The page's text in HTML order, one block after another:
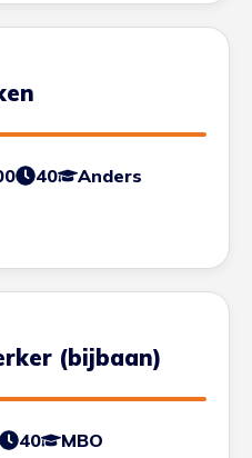
40
Anders
(bijbaan)
40
MBO